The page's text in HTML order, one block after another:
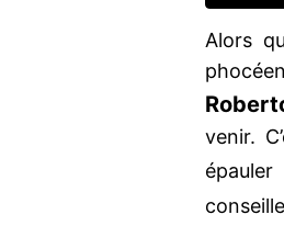
Alors
venir.
épauler